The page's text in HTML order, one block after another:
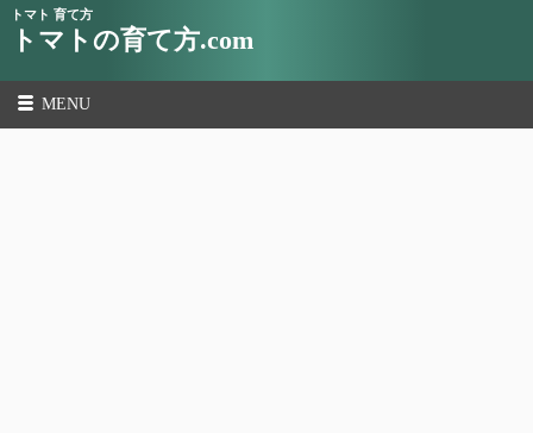
トマト 育て方
トマトの育て方.com
MENU